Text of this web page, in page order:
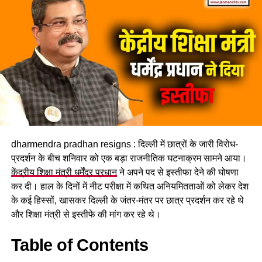
तरह सुरक्षित होने के बाद ही यात्रा दोबारा शुरू करने पर फैसला लिया
जाएगा।
लगातार हो रही बारिश ने बढ़ाई परेशानी
राज्य के कई जिलों में बारिश का प्रभाव लगातार बना हुआ है। मौसम विभाग
के अनुसार उत्तरकाशी, देहरादून, टिहरी, रुद्रप्रयाग, चमोली, ऊधम सिंह
नगर, बागेश्वर, पिथौरागढ़ और नैनीताल में भारी से बहुत भारी वर्षा होने की
संभावना है। इसके अलावा कुछ क्षेत्रों में तेज गर्जना, बिजली गिरने और
अचानक बाढ़ जैसी परिस्थितियां भी बन सकती हैं।
dharmendra pradhan resigns : दिल्ली में छात्रों के जारी विरोध-
प्रदर्शन के बीच शनिवार को एक बड़ा राजनीतिक घटनाक्रम सामने आया।
केंद्रीय शिक्षा मंत्री धर्मेंद्र प्रधानने अपने पद से इस्तीफा देने की घोषणा
कर दी। हाल के दिनों में नीट परीक्षा में कथित अनियमितताओं को लेकर देश
के कई हिस्सों, खासकर दिल्ली के जंतर-मंतर पर छात्र प्रदर्शन कर रहे थे
और शिक्षा मंत्री से इस्तीफे की मांग कर रहे थे।
Table of Contents